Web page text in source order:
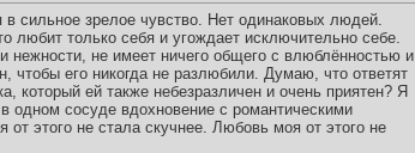
сильное зрелое чувство. Нет одинаковых людей.
только себя и угождает исключительно себе.
нежности, не имеет ничего общего с влюблённостью и
чтобы его никогда не разлюбили. Думаю, что ответят
который ей также небезразличен и очень приятен? Я
одном сосуде вдохновение с романтическими
этого не стала скучнее. Любовь моя от этого не